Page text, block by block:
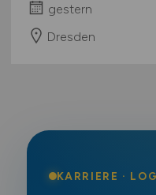
gestern
Dresden
KARRIERE ·